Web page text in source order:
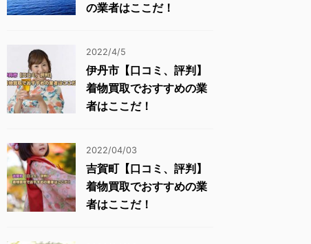
の業者はここだ！
2022/4/5
伊丹市【口コミ、評判】
着物買取でおすすめの業
者はここだ！
2022/04/03
吉賀町【口コミ、評判】
着物買取でおすすめの業
者はここだ！